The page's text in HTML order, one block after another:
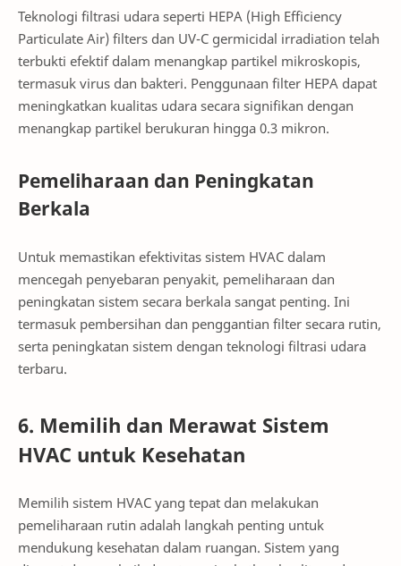
Teknologi filtrasi udara seperti HEPA (High Efficiency
Particulate Air) filters dan UV-C germicidal irradiation telah
terbukti efektif dalam menangkap partikel mikroskopis,
termasuk virus dan bakteri. Penggunaan filter HEPA dapat
meningkatkan kualitas udara secara signifikan dengan
menangkap partikel berukuran hingga 0.3 mikron.
Pemeliharaan dan Peningkatan
Berkala
Untuk memastikan efektivitas sistem HVAC dalam
mencegah penyebaran penyakit, pemeliharaan dan
peningkatan sistem secara berkala sangat penting. Ini
termasuk pembersihan dan penggantian filter secara rutin,
serta peningkatan sistem dengan teknologi filtrasi udara
terbaru.
6. Memilih dan Merawat Sistem
HVAC untuk Kesehatan
Memilih sistem HVAC yang tepat dan melakukan
pemeliharaan rutin adalah langkah penting untuk
mendukung kesehatan dalam ruangan. Sistem yang